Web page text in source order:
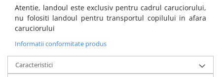
Atentie, landoul este exclusiv pentru cadrul caruciorului,
nu folositi landoul pentru transportul copilului in afara
caruciorului
Informatii conformitate produs
Caracteristici